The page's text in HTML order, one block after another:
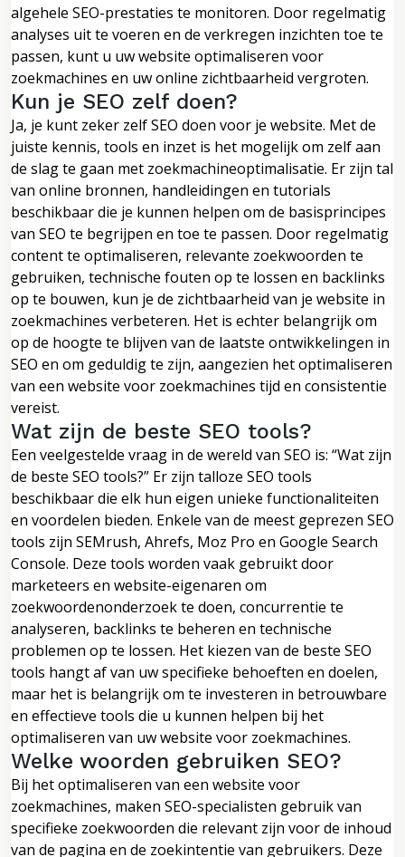
algehele SEO-prestaties te monitoren. Door regelmatig
analyses uit te voeren en de verkregen inzichten toe te
passen, kunt u uw website optimaliseren voor
zoekmachines en uw online zichtbaarheid vergroten.
Kun je SEO zelf doen?
Ja, je kunt zeker zelf SEO doen voor je website. Met de
juiste kennis, tools en inzet is het mogelijk om zelf aan
de slag te gaan met zoekmachineoptimalisatie. Er zijn tal
van online bronnen, handleidingen en tutorials
beschikbaar die je kunnen helpen om de basisprincipes
van SEO te begrijpen en toe te passen. Door regelmatig
content te optimaliseren, relevante zoekwoorden te
gebruiken, technische fouten op te lossen en backlinks
op te bouwen, kun je de zichtbaarheid van je website in
zoekmachines verbeteren. Het is echter belangrijk om
op de hoogte te blijven van de laatste ontwikkelingen in
SEO en om geduldig te zijn, aangezien het optimaliseren
van een website voor zoekmachines tijd en consistentie
vereist.
Wat zijn de beste SEO tools?
Een veelgestelde vraag in de wereld van SEO is: “Wat zijn
de beste SEO tools?” Er zijn talloze SEO tools
beschikbaar die elk hun eigen unieke functionaliteiten
en voordelen bieden. Enkele van de meest geprezen SEO
tools zijn SEMrush, Ahrefs, Moz Pro en Google Search
Console. Deze tools worden vaak gebruikt door
marketeers en website-eigenaren om
zoekwoordenonderzoek te doen, concurrentie te
analyseren, backlinks te beheren en technische
problemen op te lossen. Het kiezen van de beste SEO
tools hangt af van uw specifieke behoeften en doelen,
maar het is belangrijk om te investeren in betrouwbare
en effectieve tools die u kunnen helpen bij het
optimaliseren van uw website voor zoekmachines.
Welke woorden gebruiken SEO?
Bij het optimaliseren van een website voor
zoekmachines, maken SEO-specialisten gebruik van
specifieke zoekwoorden die relevant zijn voor de inhoud
van de pagina en de zoekintentie van gebruikers. Deze